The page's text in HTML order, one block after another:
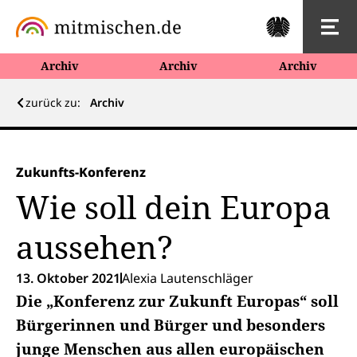
Archiv Archiv Archiv
zurück zu: Archiv
Zukunfts-Konferenz
Wie soll dein Europa
aussehen?
13. Oktober 2021Alexia Lautenschläger
Die „Konferenz zur Zukunft Europas“ soll
Bürgerinnen und Bürger und besonders
junge Menschen aus allen europäischen